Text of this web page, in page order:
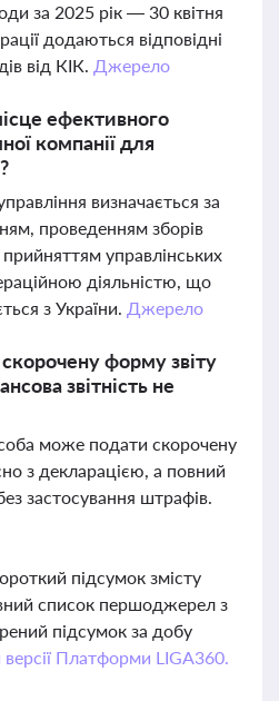
за 2025 рік — 30 квітня
додаються відповідні
від КІК. Джерело
ефективного
компанії для
визначається за
проведенням зборів
управлінських
діяльністю, що
з України. Джерело
форму звіту
звітність не
може подати скорочену
з декларацією, а повний
застосування штрафів.
підсумок змісту
список першоджерел з
підсумок за добу
версії Платформи LIGA360.